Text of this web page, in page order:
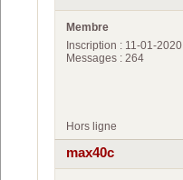
Membre
Inscription : 11-01-2020
Messages : 264
Hors ligne
max40c